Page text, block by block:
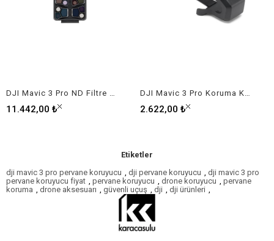
11.442,00 ₺ 2.622,00 ₺
Etiketler
dji mavic 3 pro pervane koruyucu
dji pervane koruyucu
dji mavic 3 pro
pervane koruyucu fiyat
pervane koruyucu drone koruyucu
pervane
koruma
drone aksesuarı güvenli uçuş dji dji ürünleri